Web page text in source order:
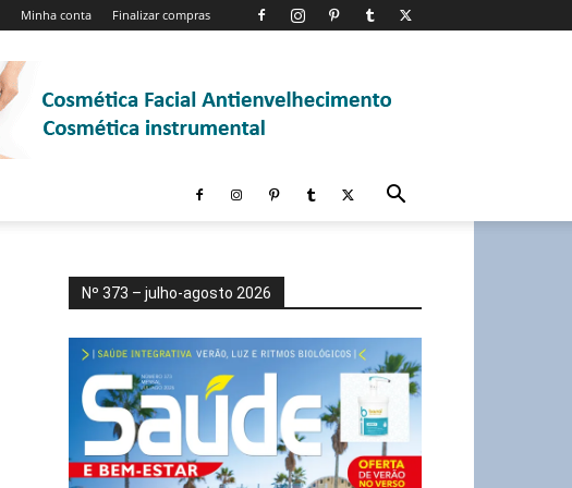
Minha conta Finalizar compras
Nº 373 – julho-agosto 2026